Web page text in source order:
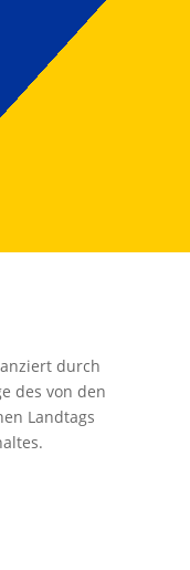
durch
des von den
Landtags